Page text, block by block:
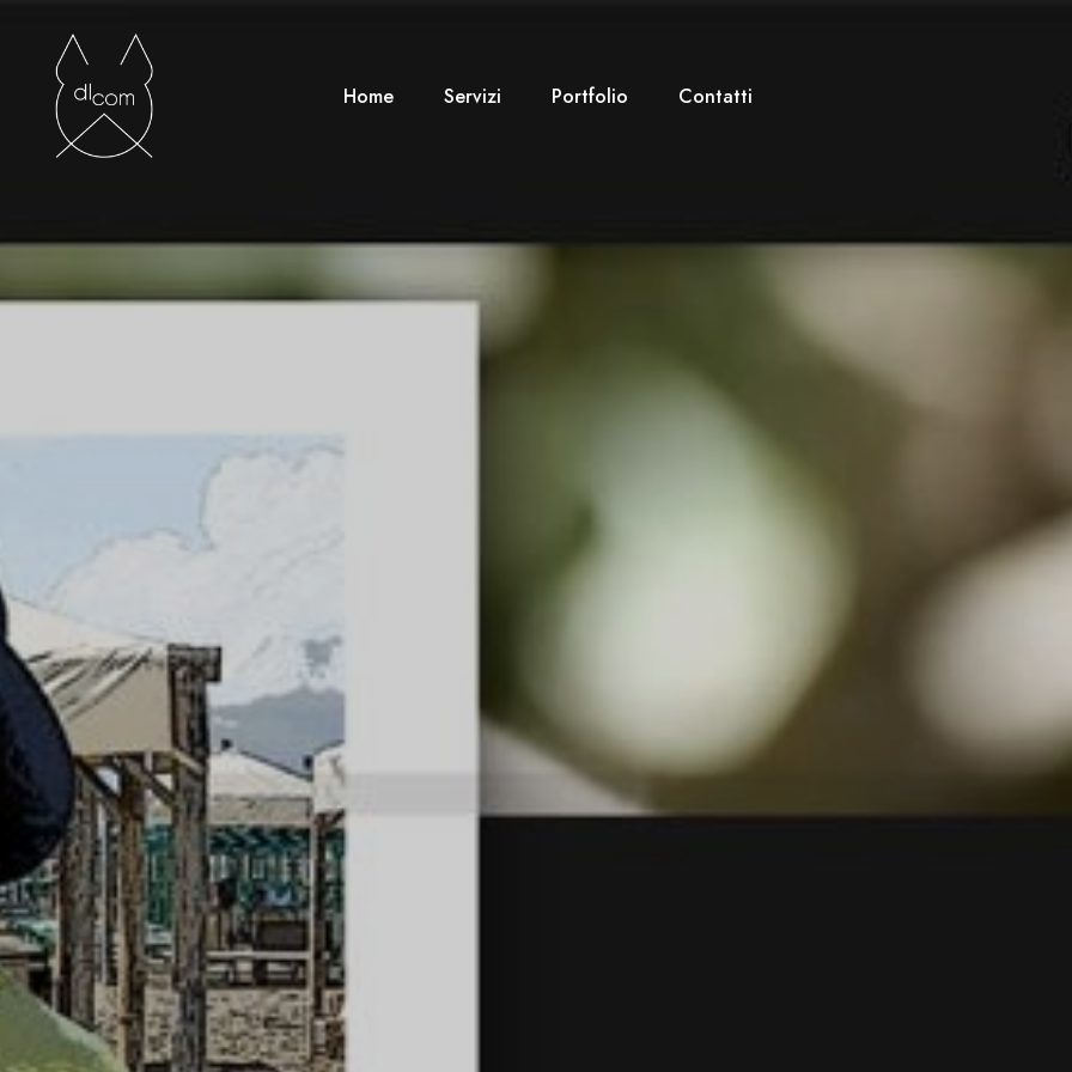
Home Servizi Portfolio Contatti